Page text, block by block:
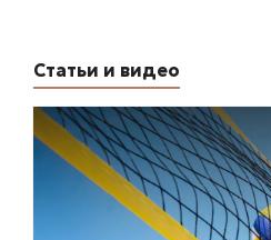
Статьи и видео